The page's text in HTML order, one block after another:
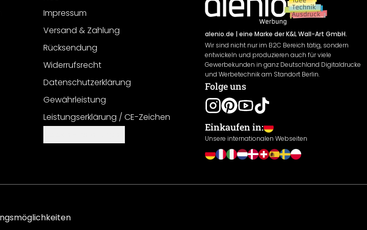
Impressum
Versand & Zahlung
Rücksendung
Widerrufsrecht
Datenschutzerklärung
Gewährleistung
Leistungserklärung / CE-Zeichen
alenio.de | eine Marke der K&L Wall-Art GmbH.
Wir sind nicht nur im B2C Bereich tätig, sondern
entwickeln und produzieren auch für viele
Gewerbekunden in ganz Deutschland Digitaldrucke
und Werbetechnik am Standort Berlin.
Folge uns
Einkaufen in:
Unsere internationalen Webseiten